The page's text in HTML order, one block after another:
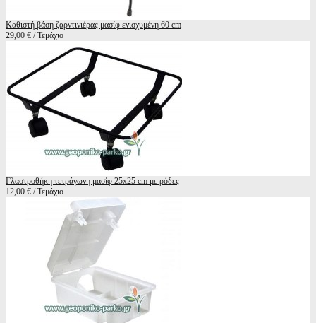
Καθιστή βάση ζαρντινιέρας μασίφ ενισχυμένη 60 cm
29,00 € / Τεμάχιο
Γλαστροθήκη τετράγωνη μασίφ 25x25 cm με ρόδες
12,00 € / Τεμάχιο